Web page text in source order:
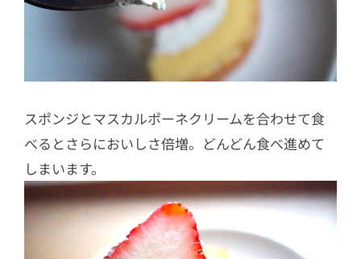
スポンジとマスカルポーネクリームを合わせて食
べるとさらにおいしさ倍増。どんどん食べ進めて
しまいます。